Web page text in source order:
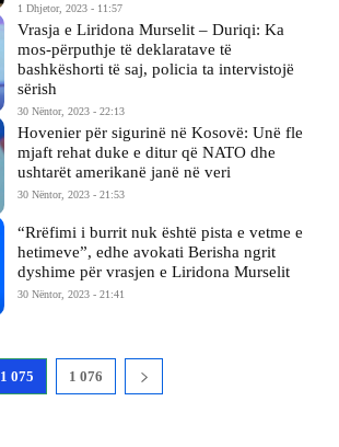
1 Dhjetor, 2023 - 11:57
Vrasja e Liridona Murselit – Duriqi: Ka
mos-përputhje të deklaratave të
bashkëshorti të saj, policia ta intervistojë
sërish
30 Nëntor, 2023 - 22:13
Hovenier për sigurinë në Kosovë: Unë fle
mjaft rehat duke e ditur që NATO dhe
ushtarët amerikanë janë në veri
30 Nëntor, 2023 - 21:53
“Rrëfimi i burrit nuk është pista e vetme e
hetimeve”, edhe avokati Berisha ngrit
dyshime për vrasjen e Liridona Murselit
30 Nëntor, 2023 - 21:41
1 075 1 076